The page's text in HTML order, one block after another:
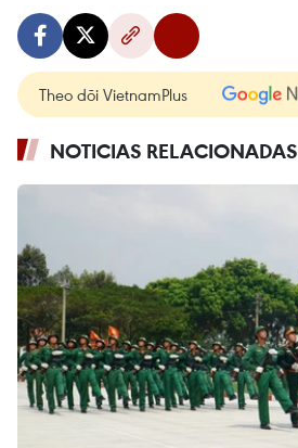
Theo dõi VietnamPlus
NOTICIAS RELACIONADAS